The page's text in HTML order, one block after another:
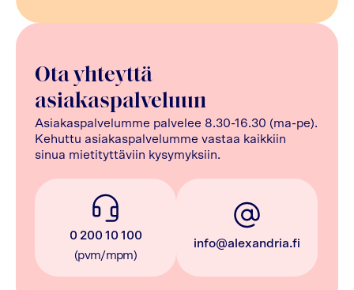
Ota yhteyttä
asiakaspalveluun
Asiakaspalvelumme palvelee 8.30-16.30 (ma-pe).
Kehuttu asiakaspalvelumme vastaa kaikkiin
sinua mietityttäviin kysymyksiin.
0 200 10 100
(pvm/mpm)
info@alexandria.fi